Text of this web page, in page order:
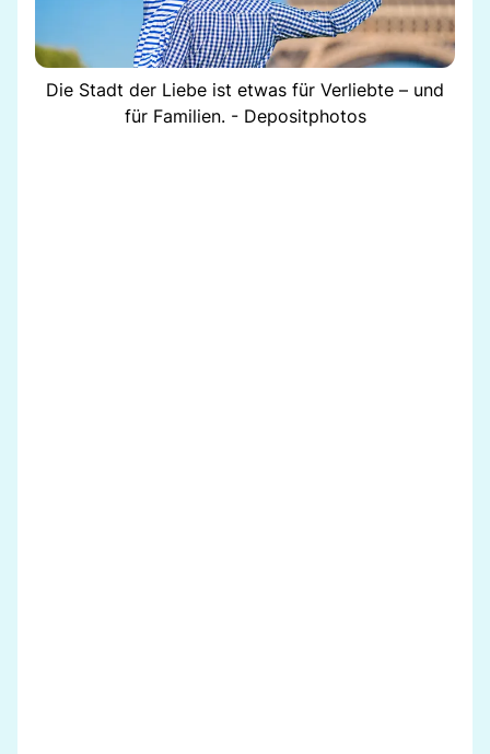
Die Stadt der Liebe ist etwas für Verliebte – und
für Familien. - Depositphotos